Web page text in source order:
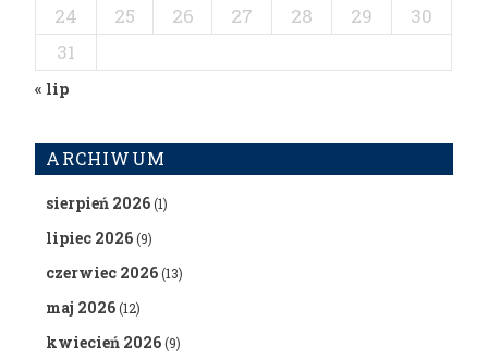
24
25 26 27 28 29
30
31
« lip
ARCHIWUM
sierpień 2026(1)
lipiec 2026(9)
czerwiec 2026(13)
maj 2026(12)
kwiecień 2026(9)